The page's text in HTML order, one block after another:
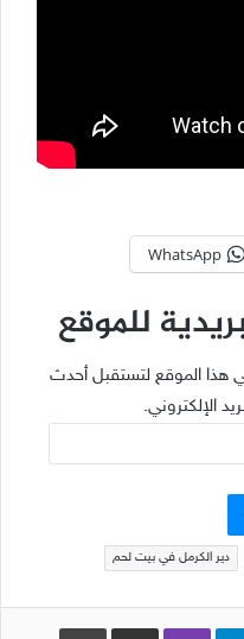
WhatsApp
للموقع
هذا الموقع لتستقبل أحدث
الإلكتروني.
دير الكرمل في بيت لحم
Telegram
Viber مشاركة عبر البريد طباعة